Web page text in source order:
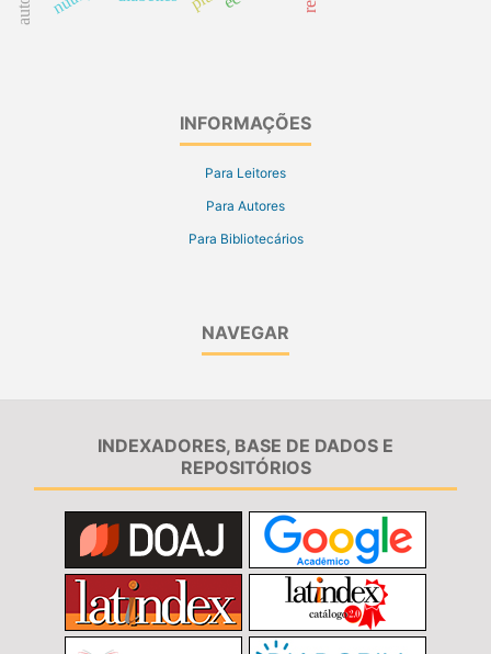
INFORMAÇÕES
Para Leitores
Para Autores
Para Bibliotecários
NAVEGAR
INDEXADORES, BASE DE DADOS E
REPOSITÓRIOS